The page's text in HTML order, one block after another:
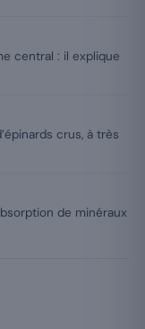
central : il explique
crus, à très
de minéraux